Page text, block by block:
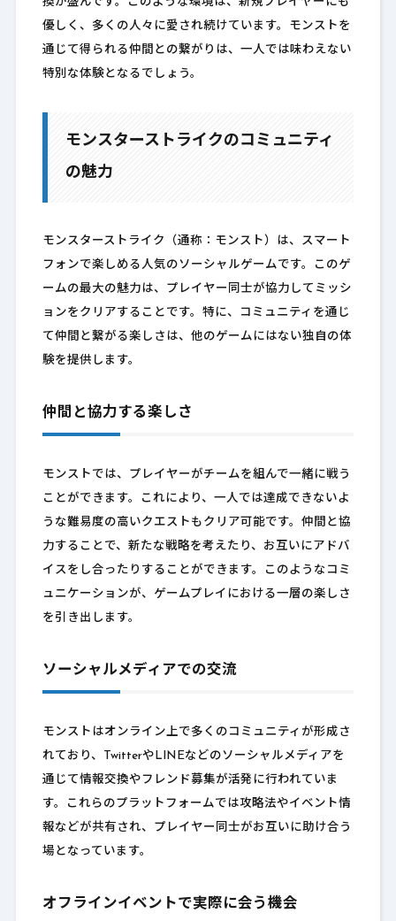
優しく、多くの人々に愛され続けています。モンストを
通じて得られる仲間との繋がりは、一人では味わえない
特別な体験となるでしょう。
モンスターストライクのコミュニティ
の魅力
モンスターストライク（通称：モンスト）は、スマート
フォンで楽しめる人気のソーシャルゲームです。このゲ
ームの最大の魅力は、プレイヤー同士が協力してミッシ
ョンをクリアすることです。特に、コミュニティを通じ
て仲間と繋がる楽しさは、他のゲームにはない独自の体
験を提供します。
仲間と協力する楽しさ
モンストでは、プレイヤーがチームを組んで一緒に戦う
ことができます。これにより、一人では達成できないよ
うな難易度の高いクエストもクリア可能です。仲間と協
力することで、新たな戦略を考えたり、お互いにアドバ
イスをし合ったりすることができます。このようなコミ
ュニケーションが、ゲームプレイにおける一層の楽しさ
を引き出します。
ソーシャルメディアでの交流
モンストはオンライン上で多くのコミュニティが形成さ
れており、TwitterやLINEなどのソーシャルメディアを
通じて情報交換やフレンド募集が活発に行われていま
す。これらのプラットフォームでは攻略法やイベント情
報などが共有され、プレイヤー同士がお互いに助け合う
場となっています。
オフラインイベントで実際に会う機会